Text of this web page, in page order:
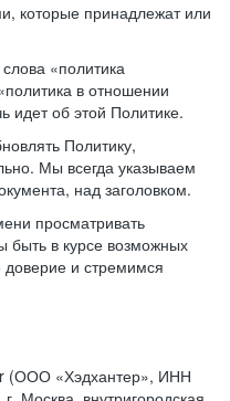
которые принадлежат или
«политика
в отношении
идет об этой Политике.
Политику,
Мы всегда указываем
над заголовком.
просматривать
быть в курсе возможных
и стремимся
(ООО «Хэдхантер», ИНН